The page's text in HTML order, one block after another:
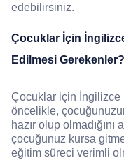
edebilirsiniz.
Çocuklar İçin
Edilmesi Gerekenler?
Çocuklar için İngilizce
öncelikle,
hazır olup
çocuğunuz kursa
eğitim süreci verimli